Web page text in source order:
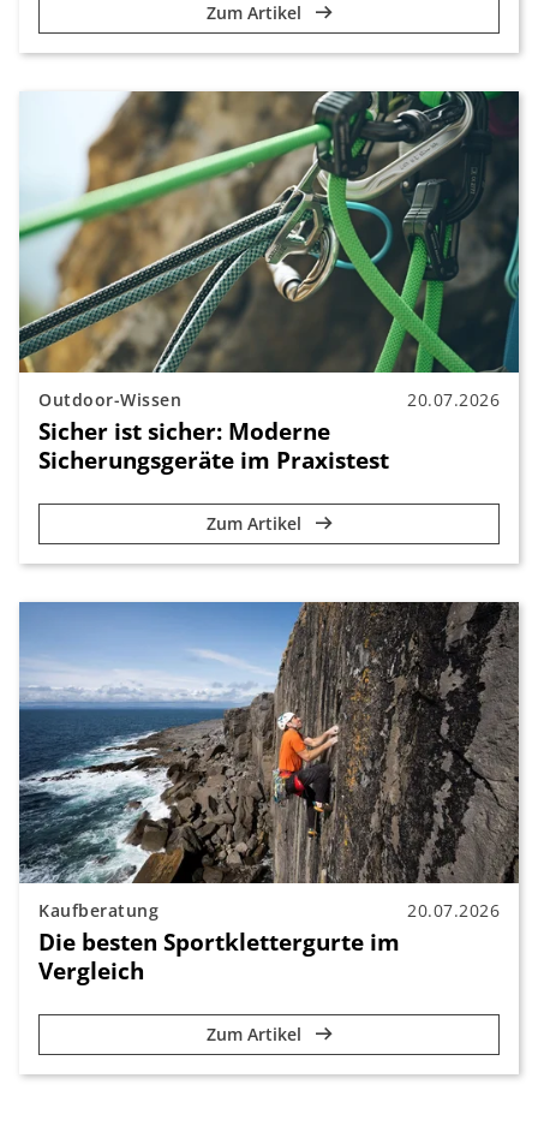
Zum Artikel
Outdoor-Wissen 20.07.2026
Sicher ist sicher: Moderne
Sicherungsgeräte im Praxistest
Zum Artikel
Kaufberatung 20.07.2026
Die besten Sportklettergurte im
Vergleich
Zum Artikel